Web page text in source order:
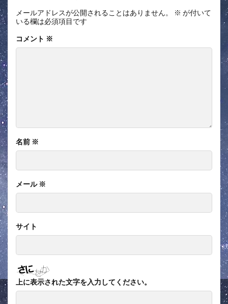
メールアドレスが公開されることはありません。 ※ が付いて
いる欄は必須項目です
コメント ※
名前 ※
メール ※
サイト
上に表示された文字を入力してください。